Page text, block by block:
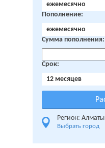
ежемесячно
Пополнение:
ежемесячно
Сумма пополнения:
Срок:
12 месяцев
Регион: Алматы
Выбрать город